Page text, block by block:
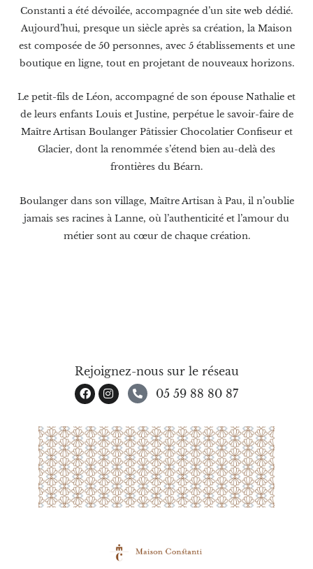
Constanti a été dévoilée, accompagnée d’un site web dédié.
Aujourd’hui, presque un siècle après sa création, la Maison
est composée de 50 personnes, avec 5 établissements et une
boutique en ligne, tout en projetant de nouveaux horizons.
Le petit-fils de Léon, accompagné de son épouse Nathalie et
de leurs enfants Louis et Justine, perpétue le savoir-faire de
Maître Artisan Boulanger Pâtissier Chocolatier Confiseur et
Glacier, dont la renommée s’étend bien au-delà des
frontières du Béarn.
Boulanger dans son village, Maître Artisan à Pau, il n’oublie
jamais ses racines à Lanne, où l’authenticité et l’amour du
métier sont au cœur de chaque création.
Rejoignez-nous sur le réseau
05 59 88 80 87